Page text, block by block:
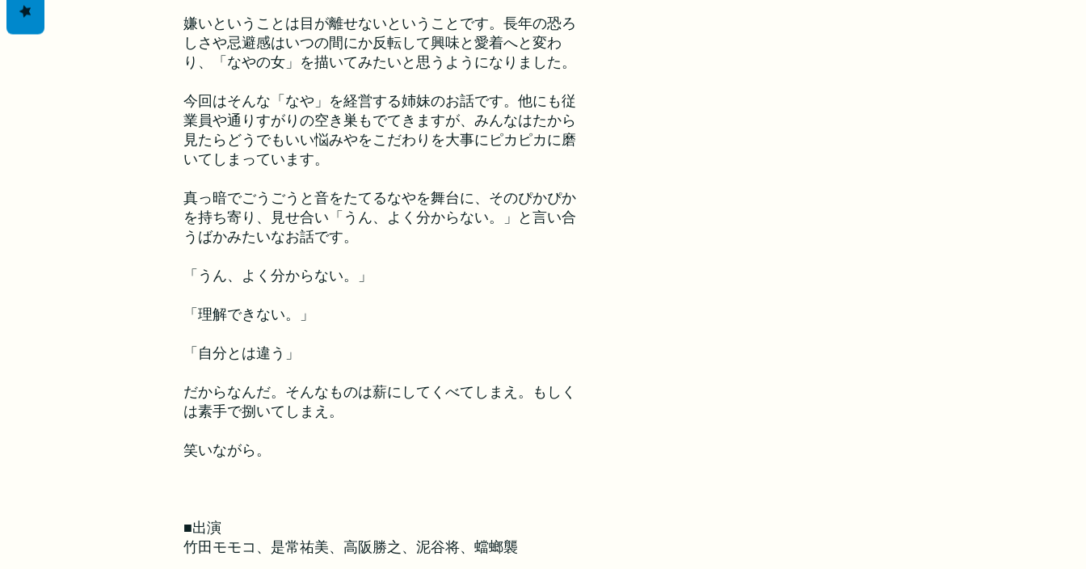
嫌いということは目が離せないということです。長年の恐ろ
しさや忌避感はいつの間にか反転して興味と愛着へと変わ
り、「なやの女」を描いてみたいと思うようになりました。
今回はそんな「なや」を経営する姉妹のお話です。他にも従
業員や通りすがりの空き巣もでてきますが、みんなはたから
見たらどうでもいい悩みやをこだわりを大事にピカピカに磨
いてしまっています。
真っ暗でごうごうと音をたてるなやを舞台に、そのぴかぴか
を持ち寄り、見せ合い「うん、よく分からない。」と言い合
うばかみたいなお話です。
「うん、よく分からない。」
「理解できない。」
「自分とは違う」
だからなんだ。そんなものは薪にしてくべてしまえ。もしく
は素手で捌いてしまえ。
笑いながら。
■出演
竹田モモコ、是常祐美、高阪勝之、泥谷将、蟷螂襲